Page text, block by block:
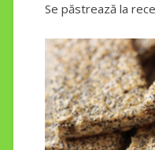
Se păstrează la